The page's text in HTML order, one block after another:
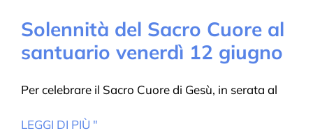
Solennità del Sacro Cuore al
santuario venerdì 12 giugno
Per celebrare il Sacro Cuore di Gesù, in serata al
LEGGI DI PIÙ "